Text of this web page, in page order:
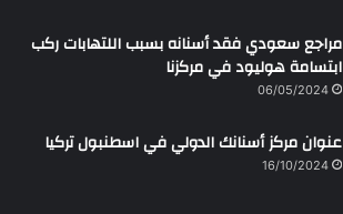
مراجع سعودي فقد أسنانه بسبب اللتهابات ركب
ابتسامة هوليود في مركزنا
06/05/2024
عنوان مركز أسنانك الدولي في اسطنبول تركيا
16/10/2024